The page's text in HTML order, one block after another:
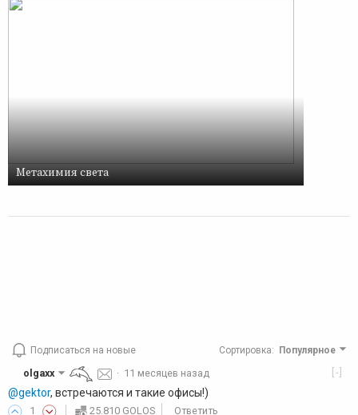
Метахимия света
Подписаться на новые Сортировка: Популярное
[-]
olgaxx · 11 месяцев назад
@gektor, встречаются и такие офисы!)
1 25.810 GOLOS Ответить